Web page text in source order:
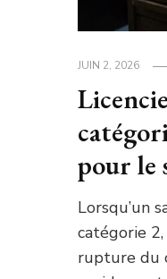
JUIN 2, 2026
pour le
Lorsqu’un
catégorie
rupture du